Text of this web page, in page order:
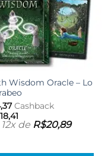
Wisdom Oracle – Lo
Cashback
de R$20,89